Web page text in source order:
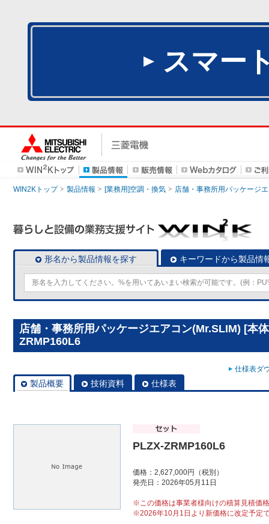
スマー
WIN2Kトップ 製品情報 [業務用]空調・換気 店舗・事務所用パッケージ
形名から製品情報を探す キーワードから製品情
店舗・事務所用パッケージエアコン(Mr.SLIM) [本
ZRMP160L6
仕様表ダ
製品概要 技術資料 仕様表
PLZX-ZRMP160L6
価格：2,627,000円（税別）
発売日：2026年05月11日
※この価格は事業者様向けの積算見積価
※2026年10月1日より新価格に改定予定